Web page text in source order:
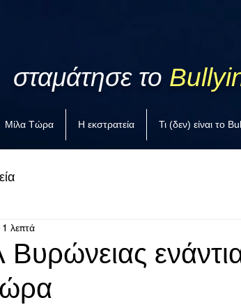
σταμάτησε το
Μίλα Τώρα Η εκστρατεία Τι (δεν) είναι το
λεπτά